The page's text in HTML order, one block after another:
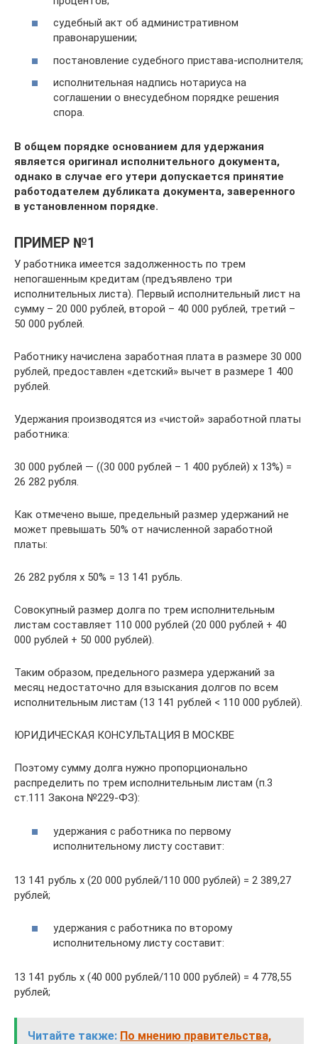
судебный акт об административном
правонарушении;
постановление судебного пристава-исполнителя;
исполнительная надпись нотариуса на
соглашении о внесудебном порядке решения
спора.
В общем порядке основанием для удержания
является оригинал исполнительного документа,
однако в случае его утери допускается принятие
работодателем дубликата документа, заверенного
в установленном порядке.
ПРИМЕР №1
У работника имеется задолженность по трем
непогашенным кредитам (предъявлено три
исполнительных листа). Первый исполнительный лист на
сумму – 20 000 рублей, второй – 40 000 рублей, третий –
50 000 рублей.
Работнику начислена заработная плата в размере 30 000
рублей, предоставлен «детский» вычет в размере 1 400
рублей.
Удержания производятся из «чистой» заработной платы
работника:
30 000 рублей — ((30 000 рублей – 1 400 рублей) x 13%) =
26 282 рубля.
Как отмечено выше, предельный размер удержаний не
может превышать 50% от начисленной заработной
платы:
26 282 рубля х 50% = 13 141 рубль.
Совокупный размер долга по трем исполнительным
листам составляет 110 000 рублей (20 000 рублей + 40
000 рублей + 50 000 рублей).
Таким образом, предельного размера удержаний за
месяц недостаточно для взыскания долгов по всем
исполнительным листам (13 141 рублей < 110 000 рублей).
ЮРИДИЧЕСКАЯ КОНСУЛЬТАЦИЯ В МОСКВЕ
Поэтому сумму долга нужно пропорционально
распределить по трем исполнительным листам (п.3
ст.111 Закона №229-ФЗ):
удержания с работника по первому
исполнительному листу составит:
13 141 рубль х (20 000 рублей/110 000 рублей) = 2 389,27
рублей;
удержания с работника по второму
исполнительному листу составит:
13 141 рубль х (40 000 рублей/110 000 рублей) = 4 778,55
рублей;
Читайте также: По мнению правительства,